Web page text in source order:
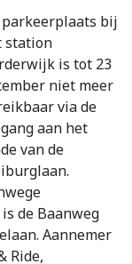
parkeerplaats bij
station
is tot 23
niet meer
via de
aan het
van de
de Baanweg
Aannemer
Ride,